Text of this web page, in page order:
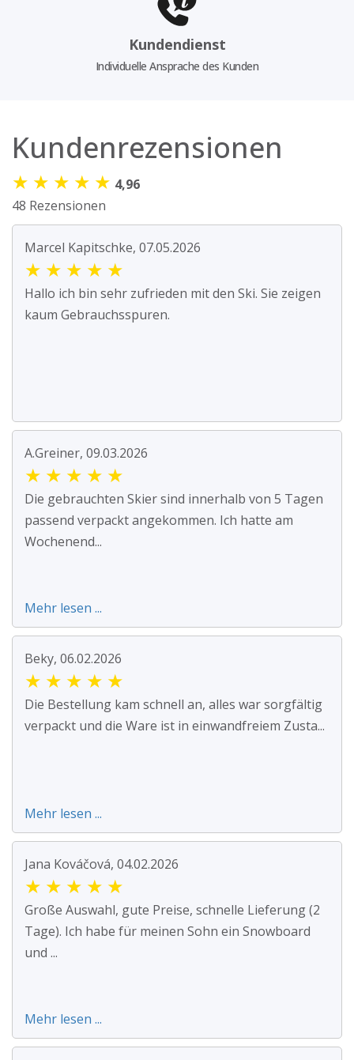
Kundendienst
Individuelle Ansprache des Kunden
Kundenrezensionen
★ ★ ★ ★ ★ 4,96
48 Rezensionen
Marcel Kapitschke, 07.05.2026
★ ★ ★ ★ ★
Hallo ich bin sehr zufrieden mit den Ski. Sie zeigen
kaum Gebrauchsspuren.
A.Greiner, 09.03.2026
★ ★ ★ ★ ★
Die gebrauchten Skier sind innerhalb von 5 Tagen
passend verpackt angekommen. Ich hatte am
Wochenend...
Mehr lesen ...
Beky, 06.02.2026
★ ★ ★ ★ ★
Die Bestellung kam schnell an, alles war sorgfältig
verpackt und die Ware ist in einwandfreiem Zusta...
Mehr lesen ...
Jana Kováčová, 04.02.2026
★ ★ ★ ★ ★
Große Auswahl, gute Preise, schnelle Lieferung (2
Tage). Ich habe für meinen Sohn ein Snowboard
und ...
Mehr lesen ...